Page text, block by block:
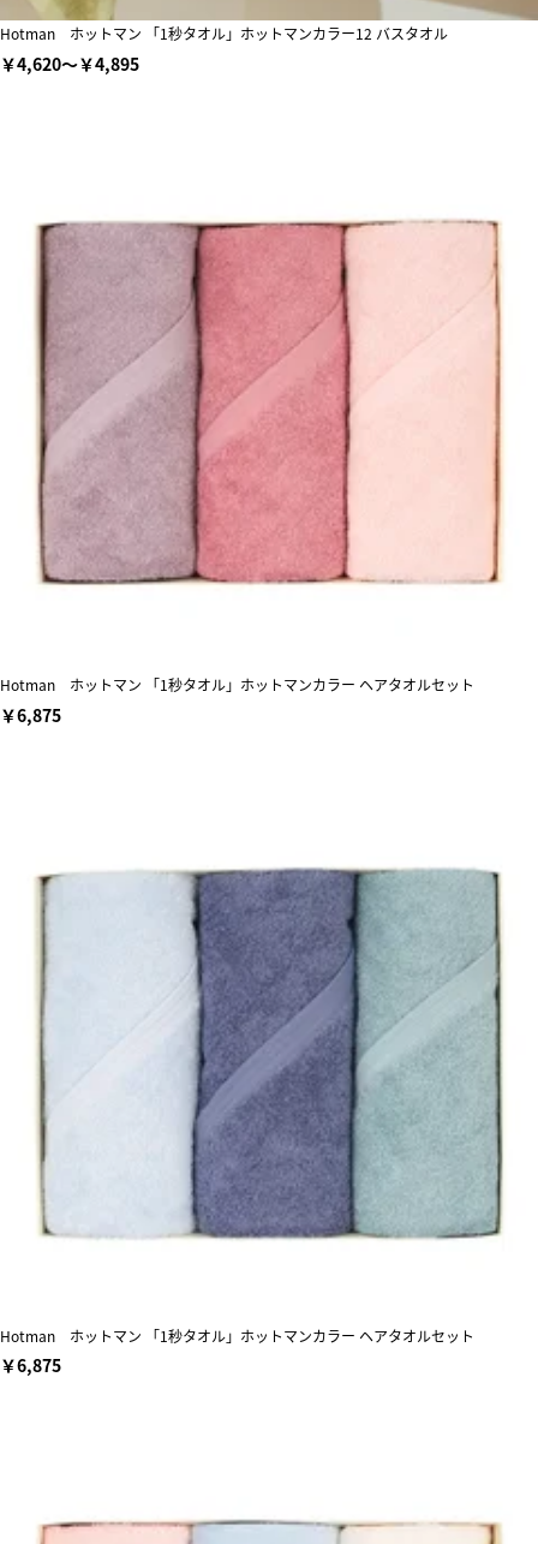
Hotman ホットマン 「1秒タオル」ホットマンカラー12 バスタオル
￥4,620～￥4,895
Hotman ホットマン 「1秒タオル」ホットマンカラー ヘアタオルセット
￥6,875
Hotman ホットマン 「1秒タオル」ホットマンカラー ヘアタオルセット
￥6,875